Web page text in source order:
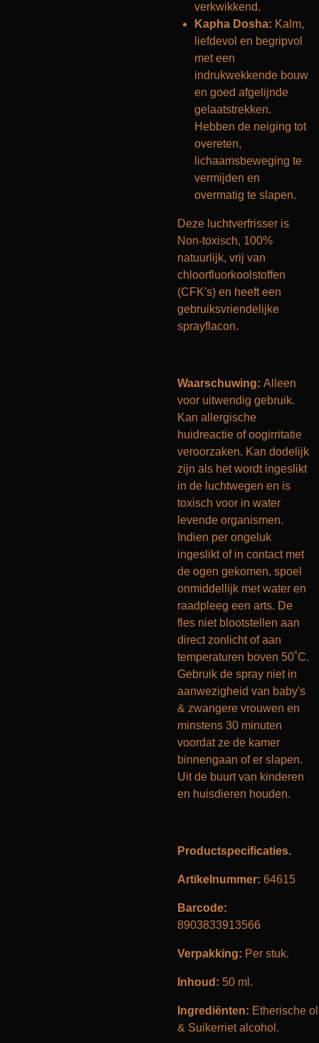
verkwikkend.
Kapha Dosha: Kalm,
liefdevol en begripvol
met een
indrukwekkende bouw
en goed afgelijnde
gelaatstrekken.
Hebben de neiging tot
overeten,
lichaamsbeweging te
vermijden en
overmatig te slapen.
Deze luchtverfrisser is
Non-toxisch, 100%
natuurlijk, vrij van
chloorfluorkoolstoffen
(CFK's) en heeft een
gebruiksvriendelijke
sprayflacon.
Waarschuwing: Alleen
voor uitwendig gebruik.
Kan allergische
huidreactie of oogirritatie
veroorzaken. Kan dodelijk
zijn als het wordt ingeslikt
in de luchtwegen en is
toxisch voor in water
levende organismen.
Indien per ongeluk
ingeslikt of in contact met
de ogen gekomen, spoel
onmiddellijk met water en
raadpleeg een arts. De
fles niet blootstellen aan
direct zonlicht of aan
temperaturen boven 50˚C.
Gebruik de spray niet in
aanwezigheid van baby's
& zwangere vrouwen en
minstens 30 minuten
voordat ze de kamer
binnengaan of er slapen.
Uit de buurt van kinderen
en huisdieren houden.
Artikelnummer: 64615
Barcode:
8903833913566
Verpakking: Per stuk.
Inhoud: 50 ml.
Ingrediënten: Etherische
& Suikerriet alcohol.